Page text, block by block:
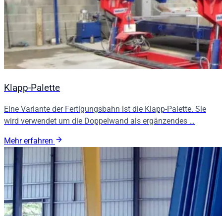
Klapp-Palette
Eine Variante der Fertigungsbahn ist die Klapp-Palette. Sie
wird verwendet um die Doppelwand als ergänzendes …
Mehr erfahren